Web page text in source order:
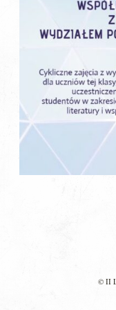
© II